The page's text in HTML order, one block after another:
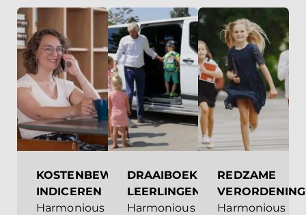
KOSTENBEWUST
INDICEREN
Harmonious
DRAAIBOEK
LEERLINGENVERVOER
Harmonious
REDZAME
VERORDENING
Harmonious